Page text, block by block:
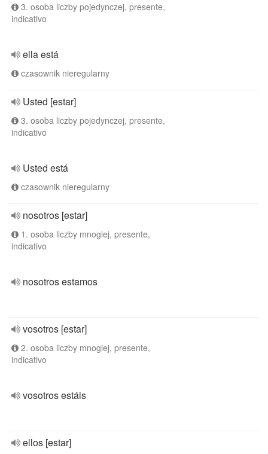
3. osoba liczby pojedynczej, presente,
indicativo
ella está
czasownik nieregularny
Usted [estar]
3. osoba liczby pojedynczej, presente,
indicativo
Usted está
czasownik nieregularny
nosotros [estar]
1. osoba liczby mnogiej, presente,
indicativo
nosotros estamos
vosotros [estar]
2. osoba liczby mnogiej, presente,
indicativo
vosotros estáis
ellos [estar]